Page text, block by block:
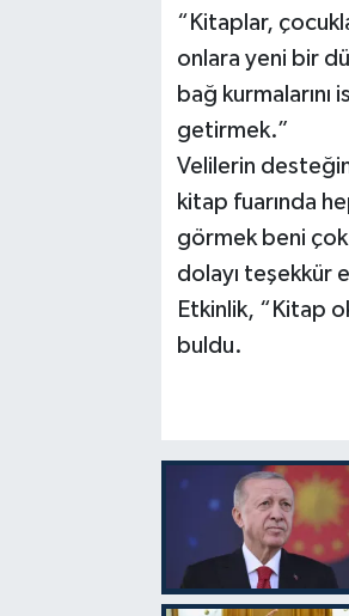
“Kitaplar,
onlara yeni bir
bağ kurmalarını
getirmek.”
Velilerin
kitap fuarında
görmek beni
dolayı teşekkür
Etkinlik, “Kitap
buldu.